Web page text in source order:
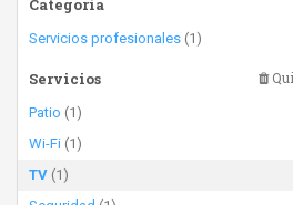
Categoría
Servicios profesionales (1)
Servicios
Patio (1)
Wi-Fi (1)
TV (1)